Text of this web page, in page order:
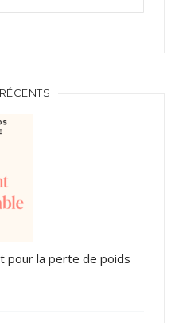
pour la perte de poids